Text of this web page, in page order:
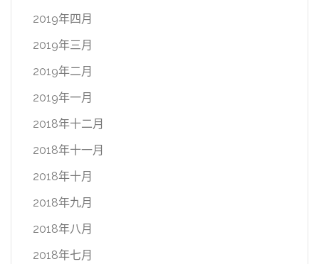
2019年四月
2019年三月
2019年二月
2019年一月
2018年十二月
2018年十一月
2018年十月
2018年九月
2018年八月
2018年七月